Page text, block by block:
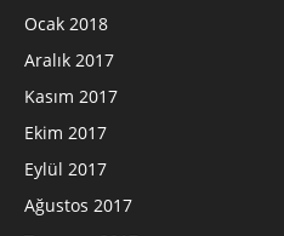
Ocak 2018
Aralık 2017
Kasım 2017
Ekim 2017
Eylül 2017
Ağustos 2017